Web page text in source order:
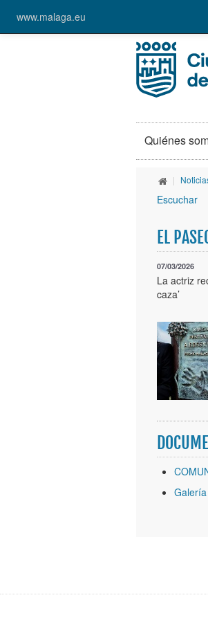
www.malaga.eu
Quiénes
|
Escuchar
EL
07/03/2026
La actriz
caza’